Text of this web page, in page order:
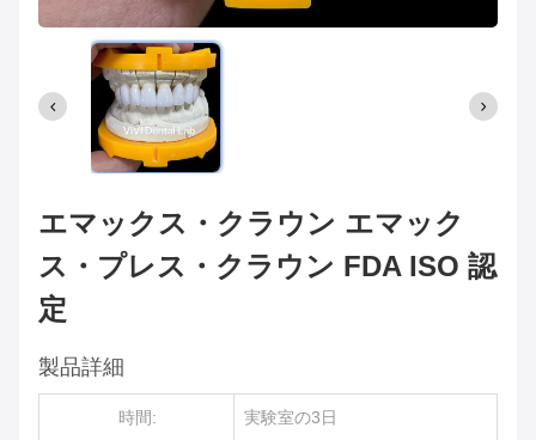
エマックス・クラウン エマック
ス・プレス・クラウン FDA ISO 認
定
製品詳細
時間: 実験室の3日